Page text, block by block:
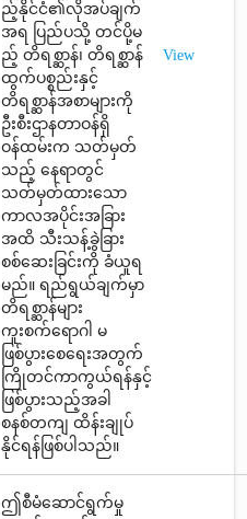
ည့်နိုင်ငံ၏လိုအပ်ချက်
အရ ပြည်ပသို့ တင်ပို့မ
ည့် တိရစ္ဆာန်၊ တိရစ္ဆာန်
ထွက်ပစ္စည်းနှင့်
တိရစ္ဆာန်အစာများကို
ဦးစီးဌာနတာဝန်ရှိ
ဝန်ထမ်းက သတ်မှတ်
သည့် နေရာတွင်
သတ်မှတ်ထားသော
ကာလအပိုင်းအခြား
အထိ သီးသန့်ခွဲခြား
စစ်ဆေးခြင်းကို ခံယူရ
မည်။ ရည်ရွယ်ချက်မှာ
တိရစ္ဆာန်များ
ကူးစက်ရောဂါ မ
ဖြစ်ပွားစေရေးအတွက်
ကြိုတင်ကာကွယ်ရန်နှင့်
ဖြစ်ပွားသည့်အခါ
စနစ်တကျ ထိန်းချုပ်
နိုင်ရန်ဖြစ်ပါသည်။
View
ဤစီမံဆောင်ရွက်မှု